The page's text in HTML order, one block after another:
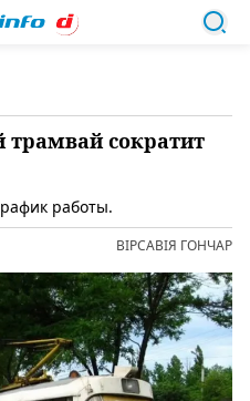
сократит
работы.
ВІРСАВІЯ ГОНЧАР